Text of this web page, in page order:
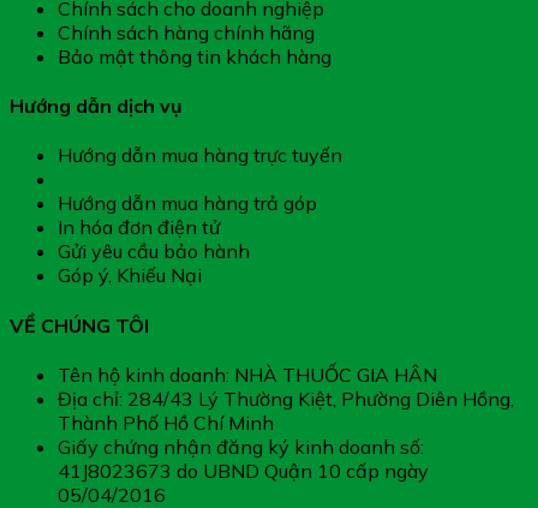
Chính sách cho doanh nghiệp
Chính sách hàng chính hãng
Bảo mật thông tin khách hàng
Hướng dẫn dịch vụ
Hướng dẫn mua hàng trực tuyến
Hướng dẫn mua hàng trả góp
In hóa đơn điện tử
Gửi yêu cầu bảo hành
Góp ý, Khiếu Nại
VỀ CHÚNG TÔI
Tên hộ kinh doanh: NHÀ THUỐC GIA HÂN
Địa chỉ: 284/43 Lý Thường Kiệt, Phường Diên Hồng,
Thành Phố Hồ Chí Minh
Giấy chứng nhận đăng ký kinh doanh số:
41J8023673 do UBND Quận 10 cấp ngày
05/04/2016